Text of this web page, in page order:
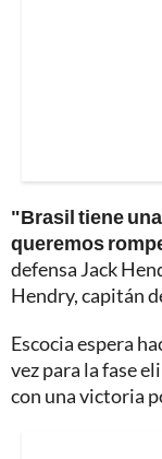
"Brasil tiene
queremos
defensa Jack
Hendry, capitán
Escocia espera
vez para la fase
con una victoria